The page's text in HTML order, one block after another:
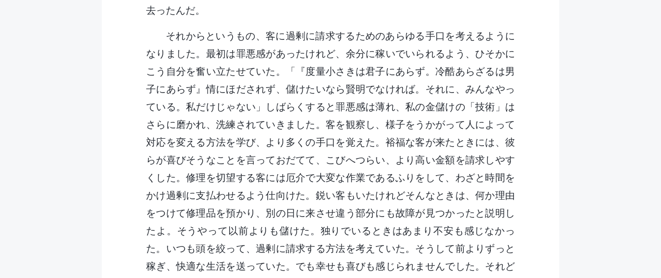
去ったんだ。
それからというもの、客に過剰に請求するためのあらゆる手口を考えるように
なりました。最初は罪悪感があったけれど、余分に稼いでいられるよう、ひそかに
こう自分を奮い立たせていた。「『度量小さきは君子にあらず。冷酷あらざるは男
子にあらず』情にほだされず、儲けたいなら賢明でなければ。それに、みんなやっ
ている。私だけじゃない」しばらくすると罪悪感は薄れ、私の金儲けの「技術」は
さらに磨かれ、洗練されていきました。客を観察し、様子をうかがって人によって
対応を変える方法を学び、より多くの手口を覚えた。裕福な客が来たときには、彼
らが喜びそうなことを言っておだてて、こびへつらい、より高い金額を請求しやす
くした。修理を切望する客には厄介で大変な作業であるふりをして、わざと時間を
かけ過剰に支払わせるよう仕向けた。鋭い客もいたけれどそんなときは、何か理由
をつけて修理品を預かり、別の日に来させ違う部分にも故障が見つかったと説明し
たよ。そうやって以前よりも儲けた。独りでいるときはあまり不安も感じなかっ
た。いつも頭を絞って、過剰に請求する方法を考えていた。そうして前よりずっと
稼ぎ、快適な生活を送っていた。でも幸せも喜びも感じられませんでした。それど